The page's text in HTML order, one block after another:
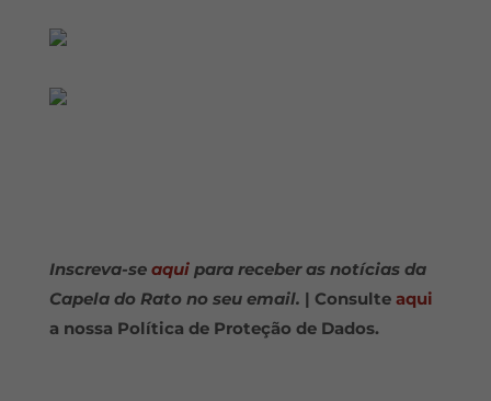
Inscreva-se aquipara receber as notícias da
Capela do Rato no seu email. | Consulte aqui
a nossa Política de Proteção de Dados.